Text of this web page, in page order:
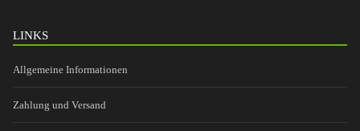
LINKS
Allgemeine Informationen
Zahlung und Versand